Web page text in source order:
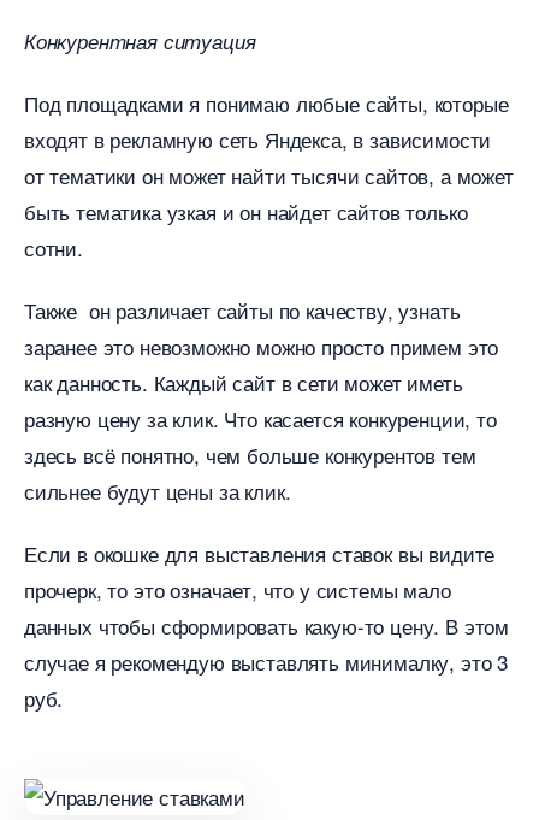
Конкурентная ситуация
Под площадками я понимаю любые сайты, которые
ходят в рекламную сеть Яндекса, в зависимости
от тематики он может найти тысячи сайтов, а может
ыть тематика узкая и он найдет сайтов только
сотни.
Также он различает сайты по качеству, узнать
заранее это невозможно можно просто примем это
как данность. Каждый сайт в сети может иметь
разную цену за клик. Что касается конкуренции, то
здесь всё понятно, чем больше конкурентов тем
сильнее будут цены за клик.
Если в окошке для выставления ставок вы видите
прочерк, то это означает, что у системы мало
данных чтобы сформировать какую-то цену. В этом
случае я рекомендую выставлять минималку, это 3
руб.